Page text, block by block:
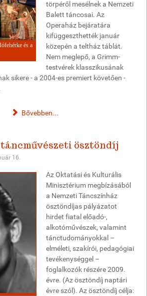
és a
törpéről mesélnek a Nemzeti
Balett táncosai. Az
Operaház bejáratára
kifüggeszthették január
közepén a teltház táblát.
Nem meglepő, a Grimm-
testvérek klasszikusának
sikere - a 2004-es premiert követően -
Bővebben...
ösztöndíj
16.
Az Oktatási és Kulturális
Minisztérium megbízásából
a Nemzeti Táncszínház
ösztöndíjas pályázatot
hirdet fiatal előadó-,
alkotóművészek, valamint
tánctudományokkal –
elméleti, szakírói, pedagógiai
tevékenységgel –
foglalkozók részére 2009.
évre. (Az ösztöndíj naptári
évre szól). Az ösztöndíj célja: